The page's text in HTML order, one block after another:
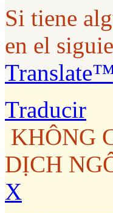
Si tiene
en el
Traducir
KHÔNG
DỊCH
X